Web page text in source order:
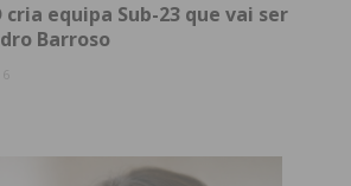
com os
cria equipa Sub-23 que vai ser
Barroso